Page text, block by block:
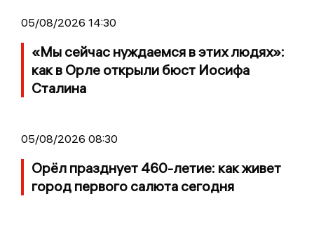
05/08/2026 14:30
«Мы сейчас нуждаемся в этих людях»:
как в Орле открыли бюст Иосифа
Сталина
05/08/2026 08:30
Орёл празднует 460-летие: как живет
город первого салюта сегодня